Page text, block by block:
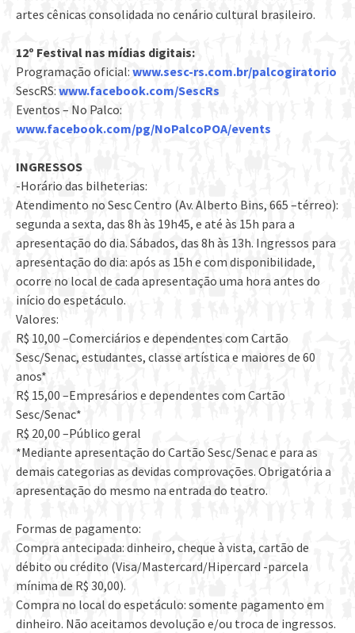
artes cênicas consolidada no cenário cultural brasileiro.
12º Festival nas mídias digitais:
Programação oficial: www.sesc-rs.com.br/palcogiratorio
SescRS: www.facebook.com/SescRs
Eventos – No Palco:
www.facebook.com/pg/NoPalcoPOA/events
INGRESSOS
-Horário das bilheterias:
Atendimento no Sesc Centro (Av. Alberto Bins, 665 –térreo):
segunda a sexta, das 8h às 19h45, e até às 15h para a
apresentação do dia. Sábados, das 8h às 13h. Ingressos para
apresentação do dia: após as 15h e com disponibilidade,
ocorre no local de cada apresentação uma hora antes do
início do espetáculo.
Valores:
R$ 10,00 –Comerciários e dependentes com Cartão
Sesc/Senac, estudantes, classe artística e maiores de 60
anos*
R$ 15,00 –Empresários e dependentes com Cartão
Sesc/Senac*
R$ 20,00 –Público geral
*Mediante apresentação do Cartão Sesc/Senac e para as
demais categorias as devidas comprovações. Obrigatória a
apresentação do mesmo na entrada do teatro.
Formas de pagamento:
Compra antecipada: dinheiro, cheque à vista, cartão de
débito ou crédito (Visa/Mastercard/Hipercard -parcela
mínima de R$ 30,00).
Compra no local do espetáculo: somente pagamento em
dinheiro. Não aceitamos devolução e/ou troca de ingressos.